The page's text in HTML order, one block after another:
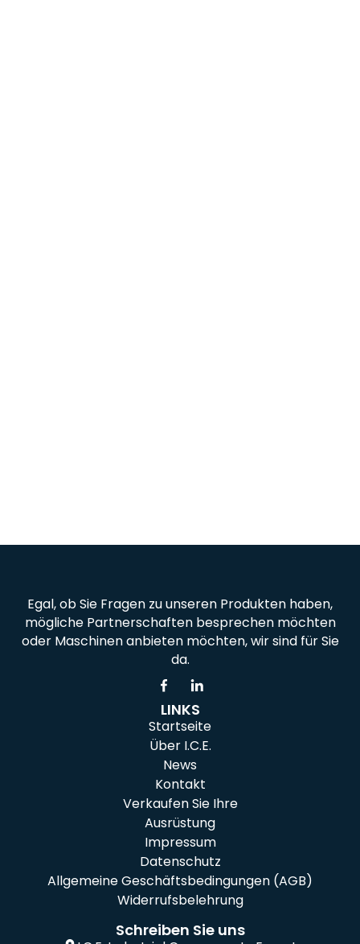
Egal, ob Sie Fragen zu unseren Produkten haben,
mögliche Partnerschaften besprechen möchten
oder Maschinen anbieten möchten, wir sind für Sie
da.
LINKS
Startseite
Über I.C.E.
News
Kontakt
Verkaufen Sie Ihre
Ausrüstung
Impressum
Datenschutz
Allgemeine Geschäftsbedingungen (AGB)
Widerrufsbelehrung
Schreiben Sie uns